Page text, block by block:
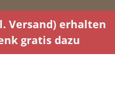
Versand) erhalten
gratis dazu